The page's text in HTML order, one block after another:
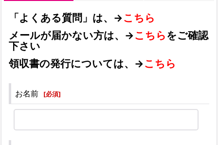
「よくある質問」は、→こちら
メールが届かない方は、→こちら をご確認
下さい
領収書の発行については、→こちら
お名前 [必須]